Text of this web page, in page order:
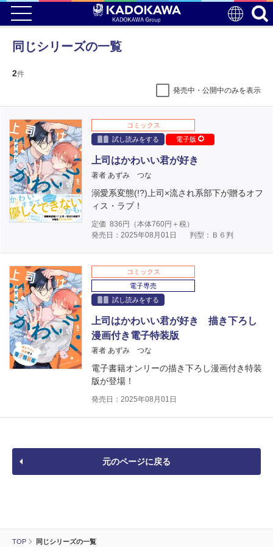
TOP 同じシリーズの一覧
同じシリーズの一覧
2件
発売中・公開中のみを表示
コミックス
試し読みをする
電子版
上司はかわいい君が好き
著者 あずみ つな
溺愛系変態(!?)上司×流され系部下が贈るオフ
ィス・ラブ！
定価 836 円（本体760円＋税）
発売日：2025年08月01日
判型：Ｂ６判
コミックス
電子専売
試し読みをする
上司はかわいい君が好き 描き下ろし
漫画付き電子特装版
著者 あずみ つな
電子書籍オンリーの描き下ろし漫画付き特装
版が登場！
発売日：2025年08月01日
元のページに戻る